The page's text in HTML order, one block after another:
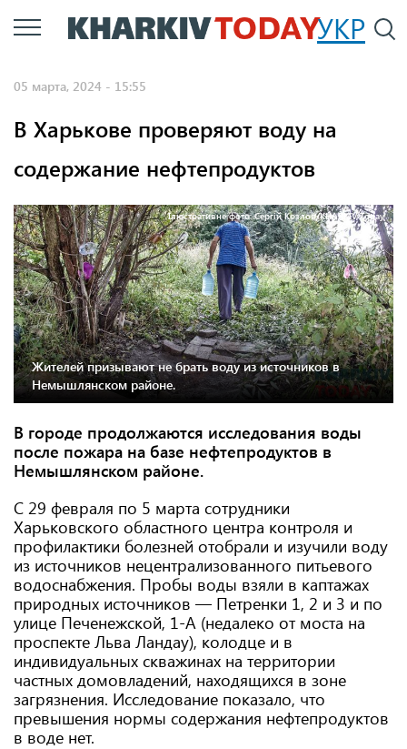
Перейти
к
УКР
05 марта, 2024 - 15:55
В Харькове проверяют воду на
содержание нефтепродуктов
Ілюстративне фото: Сергій Козлов/KHARKIV Today
Жителей призывают не брать воду из источников в
Немышлянском районе.
В городе продолжаются исследования воды
после пожара на базе нефтепродуктов в
Немышлянском районе.
С 29 февраля по 5 марта сотрудники
Харьковского областного центра контроля и
профилактики болезней отобрали и изучили воду
из источников нецентрализованного питьевого
водоснабжения. Пробы воды взяли в каптажах
природных источников — Петренки 1, 2 и 3 и по
улице Печенежской, 1-А (недалеко от моста на
проспекте Льва Ландау), колодце и в
индивидуальных скважинах на территории
частных домовладений, находящихся в зоне
загрязнения. Исследование показало, что
превышения нормы содержания нефтепродуктов
в воде нет.